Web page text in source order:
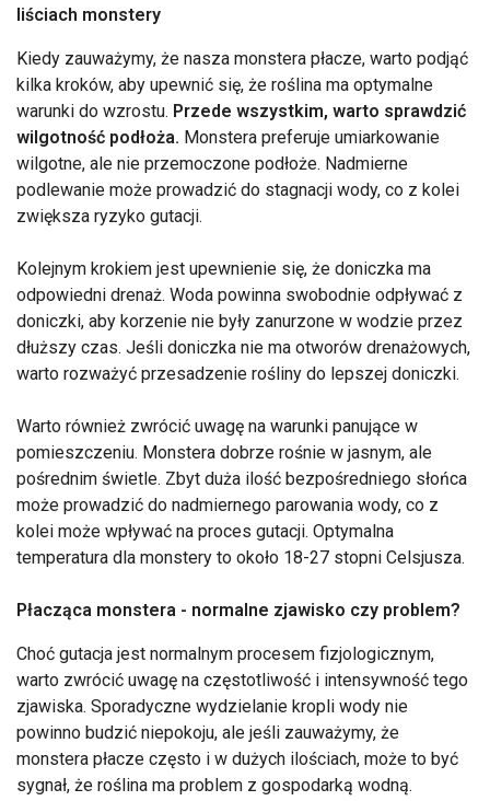
liściach monstery
Kiedy zauważymy, że nasza monstera płacze, warto podjąć
kilka kroków, aby upewnić się, że roślina ma optymalne
warunki do wzrostu. Przede wszystkim, warto sprawdzić
wilgotność podłoża. Monstera preferuje umiarkowanie
wilgotne, ale nie przemoczone podłoże. Nadmierne
podlewanie może prowadzić do stagnacji wody, co z kolei
zwiększa ryzyko gutacji.
Kolejnym krokiem jest upewnienie się, że doniczka ma
odpowiedni drenaż. Woda powinna swobodnie odpływać z
doniczki, aby korzenie nie były zanurzone w wodzie przez
dłuższy czas. Jeśli doniczka nie ma otworów drenażowych,
warto rozważyć przesadzenie rośliny do lepszej doniczki.
Warto również zwrócić uwagę na warunki panujące w
pomieszczeniu. Monstera dobrze rośnie w jasnym, ale
pośrednim świetle. Zbyt duża ilość bezpośredniego słońca
może prowadzić do nadmiernego parowania wody, co z
kolei może wpływać na proces gutacji. Optymalna
temperatura dla monstery to około 18-27 stopni Celsjusza.
Płacząca monstera - normalne zjawisko czy problem?
Choć gutacja jest normalnym procesem fizjologicznym,
warto zwrócić uwagę na częstotliwość i intensywność tego
zjawiska. Sporadyczne wydzielanie kropli wody nie
powinno budzić niepokoju, ale jeśli zauważymy, że
monstera płacze często i w dużych ilościach, może to być
sygnał, że roślina ma problem z gospodarką wodną.